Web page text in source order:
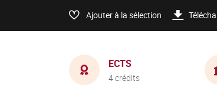
Ajouter à la sélection
ECTS
4 crédits